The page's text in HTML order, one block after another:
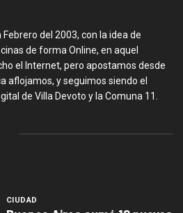
del 2003, con la idea de
de forma Online, en aquel
el Internet, pero apostamos desde
aflojamos, y seguimos siendo el
de Villa Devoto y la Comuna 11.
CIUDAD